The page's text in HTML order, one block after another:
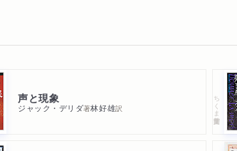
声と現象
ジャック・デリダ著林好雄訳 ちくま学芸文庫